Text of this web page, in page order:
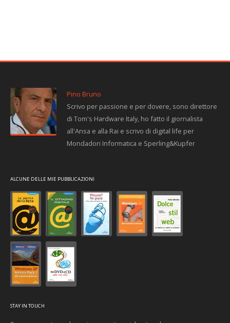
Pino Bruno
Scrivo per passione e per dovere, sono direttore
di Tom's Hardware Italy, ho fatto il giornalista
all'Ansa e alla Rai e scrivo di digital life per
Mondadori Informatica e Sperling&Kupfer
ALCUNE DELLE MIE PUBBLICAZIONI
STAY IN TOUCH